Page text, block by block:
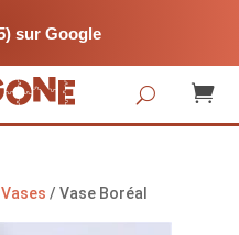
sur Google

Vases / Vase Boréal